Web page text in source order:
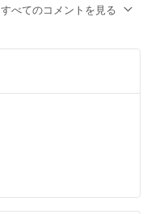
すべてのコメントを見る